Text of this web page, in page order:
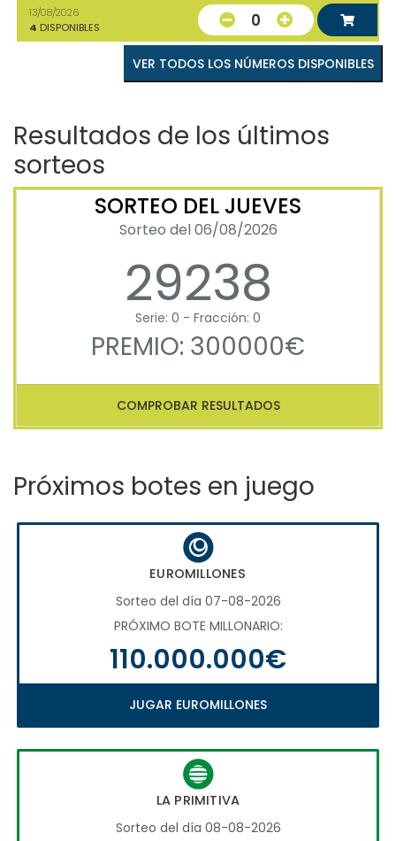
13/08/2026
4 DISPONIBLES 0
VER TODOS LOS NÚMEROS DISPONIBLES
Resultados de los últimos
sorteos
SORTEO DEL JUEVES
Sorteo del 06/08/2026
29238
Serie: 0 - Fracción: 0
PREMIO: 300000€
COMPROBAR RESULTADOS
Próximos botes en juego
EUROMILLONES
Sorteo del día 07-08-2026
PRÓXIMO BOTE MILLONARIO:
110.000.000€
JUGAR EUROMILLONES
LA PRIMITIVA
Sorteo del día 08-08-2026